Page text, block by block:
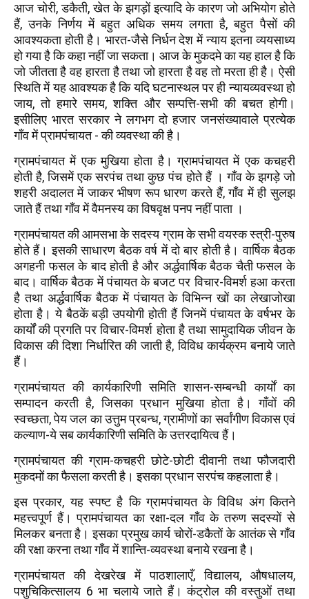
आज चोरी, डकैती, खेत के झगड़ों इत्यादि के कारण जो अभियोग होते
हैं, उनके निर्णय में बहुत अधिक समय लगता है, बहुत पैसों की
आवश्यकता होती है। भारत-जैसे निर्धन देश में न्याय इतना व्ययसाध्य
हो गया है कि कहा नहीं जा सकता। आज के मुकदमे का यह हाल है कि
जो जीतता है वह हारता है तथा जो हारता है वह तो मरता ही है। ऐसी
स्थिति में यह आवश्यक है कि यदि घटनास्थल पर ही न्यायव्यवस्था हो
जाय, तो हमारे समय, शक्ति और सम्पत्ति-सभी की बचत होगी।
इसीलिए भारत सरकार ने लगभग दो हजार जनसंख्यावाले प्रत्येक
गाँव में प्रामपंचायत - की व्यवस्था की है।
ग्रामपंचायत में एक मुखिया होता है। ग्रामपंचायत में एक कचहरी
होती है, जिसमें एक सरपंच तथा कुछ पंच होते हैं । गाँव के झगड़े जो
शहरी अदालत में जाकर भीषण रूप धारण करते हैं, गाँव में ही सुलझ
जाते हैं तथा गाँव में वैमनस्य का विषवृक्ष पनप नहीं पाता ।
ग्रामपंचायत की आमसभा के सदस्य ग्राम के सभी वयस्क स्त्री-पुरुष
होते हैं। इसकी साधारण बैठक वर्ष में दो बार होती है। वार्षिक बैठक
अगहनी फसल के बाद होती है और अर्द्धवार्षिक बैठक चैती फसल के
बाद। वार्षिक बैठक में पंचायत के बजट पर विचार-विमर्श हआ करता
है तथा अर्द्धवार्षिक बैठक में पंचायत के विभिन्न खों का लेखाजोखा
होता है। ये बैठकें बड़ी उपयोगी होती हैं जिनमें पंचायत के वर्षभर के
कार्यों की प्रगति पर विचार-विमर्श होता है तथा सामुदायिक जीवन के
विकास की दिशा निर्धारित की जाती है, विविध कार्यक्रम बनाये जाते
हैं।
ग्रामपंचायत की कार्यकारिणी समिति शासन-सम्बन्धी कार्यों का
सम्पादन करती है, जिसका प्रधान मुखिया होता है। गाँवों की
स्वच्छता, पेय जल का उत्तुम प्रबन्ध, ग्रामीणों का सर्वांगीण विकास एवं
कल्याण-ये सब कार्यकारिणी समिति के उत्तरदायित्व हैं।
ग्रामपंचायत की ग्राम-कचहरी छोटे-छोटी दीवानी तथा फौजदारी
मुकदमों का फैसला करती है। इसका प्रधान सरपंच कहलाता है।
इस प्रकार, यह स्पष्ट है कि ग्रामपंचायत के विविध अंग कितने
महत्त्वपूर्ण हैं। प्रामपंचायत का रक्षा-दल गाँव के तरुण सदस्यों से
मिलकर बनता है। इसका प्रमुख कार्य चोरों-डकैतों के आतंक से गाँव
की रक्षा करना तथा गाँव में शान्ति-व्यवस्था बनाये रखना है।
ग्रामपंचायत की देखरेख में पाठशालाएँ, विद्यालय, औषधालय,
पशुचिकित्सालय 6 भा चलाये जाते हैं। कंट्रोल की वस्तुओं तथा